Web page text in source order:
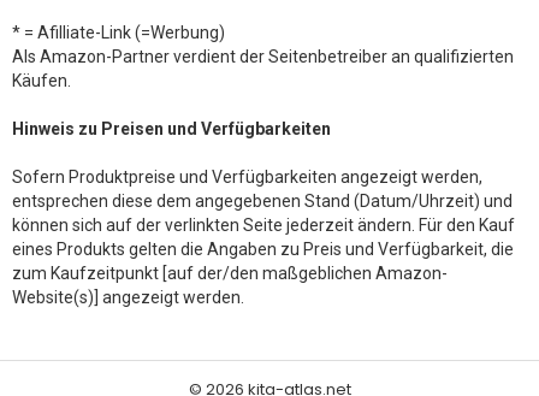
* = Afilliate-Link (=Werbung)
Als Amazon-Partner verdient der Seitenbetreiber an qualifizierten
Käufen.
Hinweis zu Preisen und Verfügbarkeiten
Sofern Produktpreise und Verfügbarkeiten angezeigt werden,
entsprechen diese dem angegebenen Stand (Datum/Uhrzeit) und
können sich auf der verlinkten Seite jederzeit ändern. Für den Kauf
eines Produkts gelten die Angaben zu Preis und Verfügbarkeit, die
zum Kaufzeitpunkt [auf der/den maßgeblichen Amazon-
Website(s)] angezeigt werden.
© 2026 kita-atlas.net